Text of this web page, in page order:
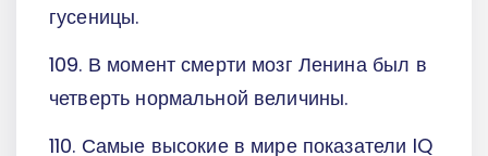
гусеницы.
109. В момент смерти мозг Ленина был в
четверть нормальной величины.
110. Самые высокие в мире показатели IQ